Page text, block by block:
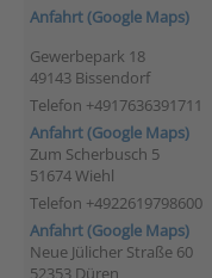
Anfahrt (Google Maps)
Gewerbepark 18
49143 Bissendorf
Telefon +4917636391711
Anfahrt (Google Maps)
Zum Scherbusch 5
51674 Wiehl
Telefon +4922619798600
Anfahrt (Google Maps)
Neue Jülicher Straße 60
52353 Düren